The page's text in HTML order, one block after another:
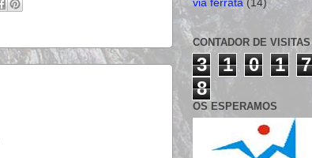
CONTADOR DE VISITAS
3 1 0 1
7
8
OS ESPERAMOS